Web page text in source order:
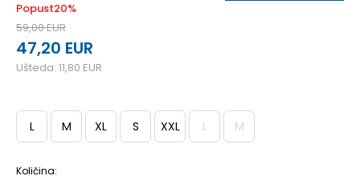
Popust20%
59,00EUR
47,20 EUR
Ušteda: 11,80 EUR
L M XL S XXL L M
Količina: